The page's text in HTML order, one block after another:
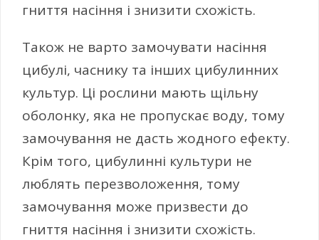
гниття насіння і знизити схожість.
Також не варто замочувати насіння
цибулі, часнику та інших цибулинних
культур. Ці рослини мають щільну
оболонку, яка не пропускає воду, тому
замочування не дасть жодного ефекту.
Крім того, цибулинні культури не
люблять перезволоження, тому
замочування може призвести до
гниття насіння і знизити схожість.